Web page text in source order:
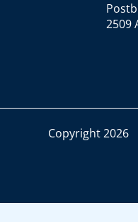
2509
Copyright 2026